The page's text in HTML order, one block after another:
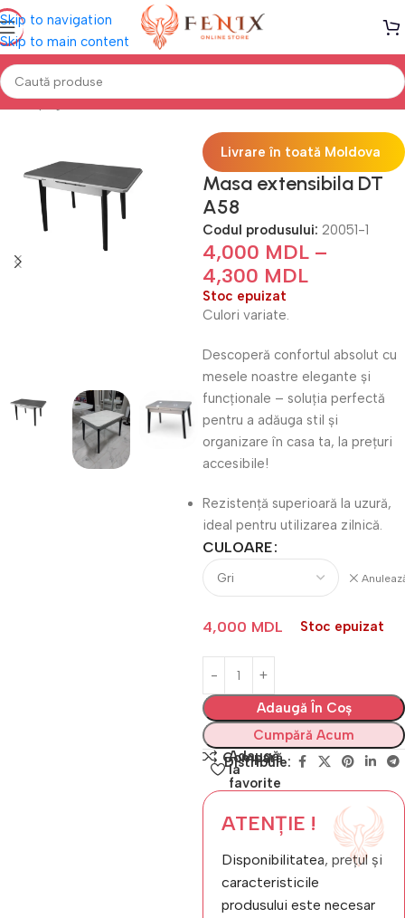
Skip to navigation
Skip to main content
Prima pagină Mobilă BUCĂTĂRIE Mese de bucătărie
Livrare în toată Moldova
Masa extensibila DT
A58
Codul produsului: 20051-1
4,000 MDL –
4,300 MDL
Stoc epuizat
Culori variate.
Descoperă confortul absolut cu
mesele noastre elegante și
funcționale – soluția perfectă
pentru a adăuga stil și
organizare în casa ta, la prețuri
accesibile!
Rezistență superioară la uzură,
ideal pentru utilizarea zilnică.
CULOARE
4,000 MDL Stoc epuizat
Adaugă În Coș
Cumpără Acum
Compară
Adaugă
la
favorite
Distribuie:
ATENȚIE !
Disponibilitatea, prețul și
caracteristicile
produsului este necesar